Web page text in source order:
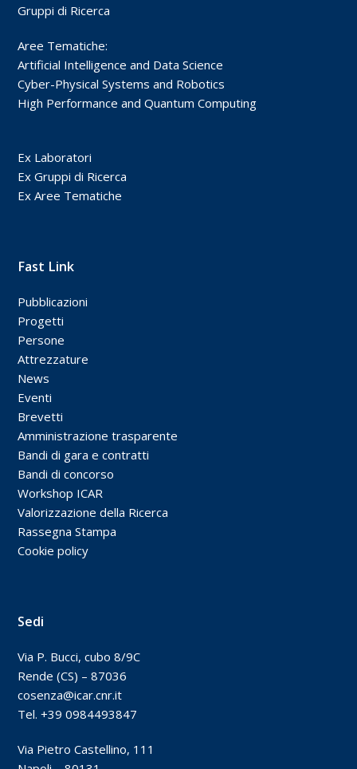
Gruppi di Ricerca
Aree Tematiche:
Artificial Intelligence and Data Science
Cyber-Physical Systems and Robotics
High Performance and Quantum Computing
Ex Laboratori
Ex Gruppi di Ricerca
Ex Aree Tematiche
Fast Link
Pubblicazioni
Progetti
Persone
Attrezzature
News
Eventi
Brevetti
Amministrazione trasparente
Bandi di gara e contratti
Bandi di concorso
Workshop ICAR
Valorizzazione della Ricerca
Rassegna Stampa
Cookie policy
Sedi
Via P. Bucci, cubo 8/9C
Rende (CS) – 87036
cosenza@icar.cnr.it
Tel. +39 0984493847
Via Pietro Castellino, 111